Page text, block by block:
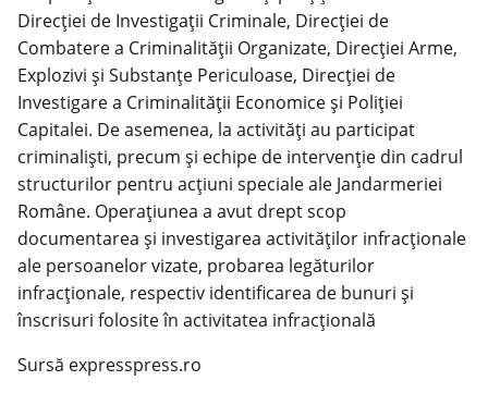
Direcției de Investigații Criminale, Direcției de
Combatere a Criminalității Organizate, Direcției Arme,
Explozivi și Substanțe Periculoase, Direcției de
Investigare a Criminalității Economice și Poliției
Capitalei. De asemenea, la activități au participat
criminaliști, precum și echipe de intervenție din cadrul
structurilor pentru acțiuni speciale ale Jandarmeriei
Române. Operațiunea a avut drept scop
documentarea și investigarea activităților infracționale
ale persoanelor vizate, probarea legăturilor
infracționale, respectiv identificarea de bunuri și
înscrisuri folosite în activitatea infracțională
Sursă expresspress.ro